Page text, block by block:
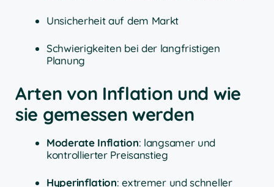
Unsicherheit auf dem Markt
Schwierigkeiten bei der langfristigen
Planung
Arten von Inflation und wie
sie gemessen werden
Moderate Inflation: langsamer und
kontrollierter Preisanstieg
Hyperinflation: extremer und schneller